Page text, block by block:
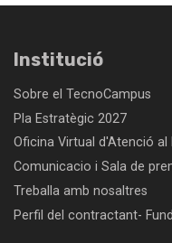
Institució
Sobre el TecnoCampus
Pla Estratègic 2027
Oficina Virtual d'Atenció
Comunicacio i Sala de
Treballa amb nosaltres
Perfil del contractant-